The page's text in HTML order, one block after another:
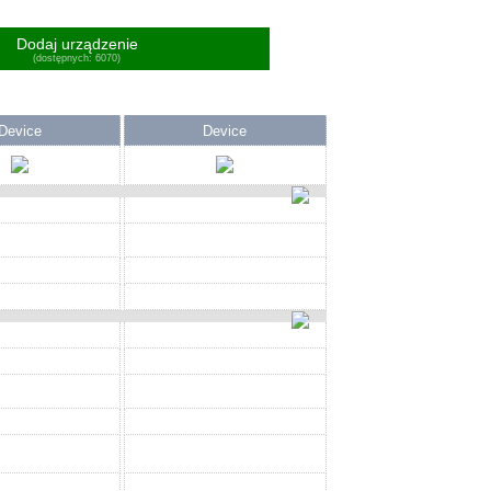
Dodaj urządzenie
(dostępnych: 6070)
Device Device